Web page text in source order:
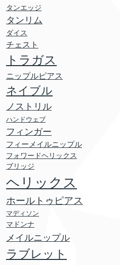
タンエッジ
タンリム
ダイス
チェスト
トラガス
ニップルピアス
ネイブル
ノストリル
ハンドウェブ
フィンガー
フィーメイルニップル
フォワードヘリックス
ブリッジ
ヘリックス
ホールトゥピアス
マディソン
マドンナ
メイルニップル
ラブレット